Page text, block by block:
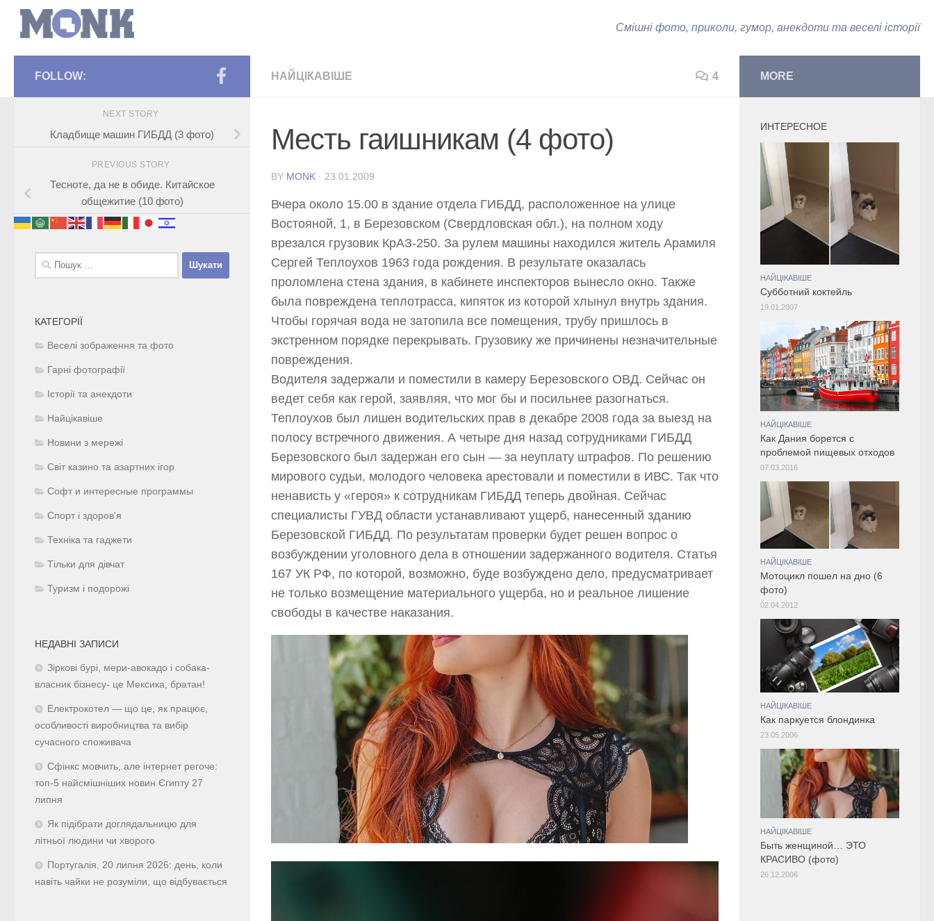
Смішні фото, приколи, гумор, анекдоти та веселі історії
НАЙЦІКАВІШЕ 4
Месть гаишникам (4 фото)
BY MONK · 23.01.2009
Вчера около 15.00 в здание отдела ГИБДД, расположенное на улице
Востояной, 1, в Березовском (Свердловская обл.), на полном ходу
врезался грузовик КрАЗ-250. За рулем машины находился житель Арамиля
Сергей Теплоухов 1963 года рождения. В результате оказалась
проломлена стена здания, в кабинете инспекторов вынесло окно. Также
была повреждена теплотрасса, кипяток из которой хлынул внутрь здания.
Чтобы горячая вода не затопила все помещения, трубу пришлось в
экстренном порядке перекрывать. Грузовику же причинены незначительные
повреждения.
Водителя задержали и поместили в камеру Березовского ОВД. Сейчас он
ведет себя как герой, заявляя, что мог бы и посильнее разогнаться.
Теплоухов был лишен водительских прав в декабре 2008 года за выезд на
полосу встречного движения. А четыре дня назад сотрудниками ГИБДД
Березовского был задержан его сын — за неуплату штрафов. По решению
мирового судьи, молодого человека арестовали и поместили в ИВС. Так что
ненависть у «героя» к сотрудникам ГИБДД теперь двойная. Сейчас
специалисты ГУВД области устанавливают ущерб, нанесенный зданию
Березовской ГИБДД. По результатам проверки будет решен вопрос о
возбуждении уголовного дела в отношении задержанного водителя. Статья
167 УК РФ, по которой, возможно, буде возбуждено дело, предусматривает
не только возмещение материального ущерба, но и реальное лишение
свободы в качестве наказания.
FOLLOW:
NEXT STORY
Кладбище машин ГИБДД (3 фото)
PREVIOUS STORY
Тесноте, да не в обиде. Китайское
общежитие (10 фото)
Пошук:
КАТЕГОРІЇ
Веселі зображення та фото
Гарні фотографії
Історії та анекдоти
Найцікавіше
Новини з мережі
Світ казино та азартних ігор
Софт и интересные программы
Спорт і здоров'я
Техніка та гаджети
Тільки для дівчат
Туризм і подорожі
НЕДАВНІ ЗАПИСИ
Зіркові бурі, мери-авокадо і собака-
власник бізнесу- це Мексика, братан!
Електрокотел — що це, як працює,
особливості виробництва та вибір
сучасного споживача
Сфінкс мовчить, але інтернет регоче:
топ-5 найсмішніших новин Єгипту 27
липня
Як підібрати доглядальницю для
літньої людини чи хворого
Португалія, 20 липня 2026: день, коли
навіть чайки не розуміли, що відбувається
MORE
ИНТЕРЕСНОЕ
НАЙЦІКАВІШЕ
Субботний коктейль
19.01.2007
НАЙЦІКАВІШЕ
Как Дания борется с
проблемой пищевых отходов
07.03.2016
НАЙЦІКАВІШЕ
Мотоцикл пошел на дно (6
фото)
02.04.2012
НАЙЦІКАВІШЕ
Как паркуется блондинка
23.05.2006
НАЙЦІКАВІШЕ
Быть женщиной… ЭТО
КРАСИВО (фото)
26.12.2006